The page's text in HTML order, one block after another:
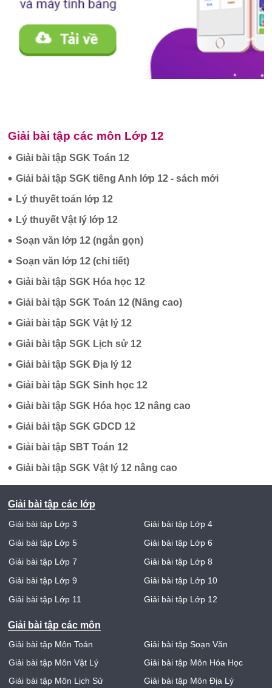
Giải bài tập các môn Lớp 12
• Giải bài tập SGK Toán 12
• Giải bài tập SGK tiếng Anh lớp 12 - sách mới
• Lý thuyết toán lớp 12
• Lý thuyết Vật lý lớp 12
• Soạn văn lớp 12 (ngắn gọn)
• Soạn văn lớp 12 (chi tiết)
• Giải bài tập SGK Hóa học 12
• Giải bài tập SGK Toán 12 (Nâng cao)
• Giải bài tập SGK Vật lý 12
• Giải bài tập SGK Lịch sử 12
• Giải bài tập SGK Địa lý 12
• Giải bài tập SGK Sinh học 12
• Giải bài tập SGK Hóa học 12 nâng cao
• Giải bài tập SGK GDCD 12
• Giải bài tập SBT Toán 12
• Giải bài tập SGK Vật lý 12 nâng cao
Giải bài tập các lớp
Giải bài tập Lớp 3
Giải bài tập Lớp 4
Giải bài tập Lớp 5
Giải bài tập Lớp 6
Giải bài tập Lớp 7
Giải bài tập Lớp 8
Giải bài tập Lớp 9
Giải bài tập Lớp 10
Giải bài tập Lớp 11
Giải bài tập Lớp 12
Giải bài tập các môn
Giải bài tập Môn Toán
Giải bài tập Soạn Văn
Giải bài tập Môn Vật Lý
Giải bài tập Môn Hóa Học
Giải bài tập Môn Lịch Sử
Giải bài tập Môn Địa Lý